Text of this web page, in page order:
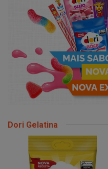
Dori Gelatina